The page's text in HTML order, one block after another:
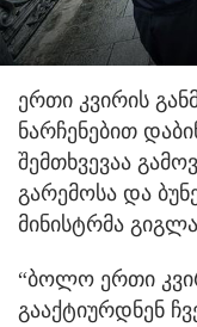
ერთი კვირის
ნარჩენებით
შემთხვევაა
გარემოსა და
მინისტრმა
“ბოლო ერთი
გააქტიურდნენ